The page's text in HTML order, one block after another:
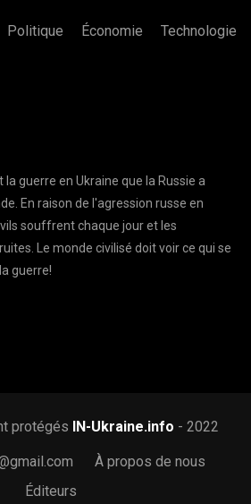
Politique Économie Technologie
guerre en Ukraine que la Russie a
En raison de l'agression russe en
souffrent chaque jour et les
Le monde civilisé doit voir ce qui se
guerre!
protégés IN-Ukraine.info - 2022
À propos de nous
Éditeurs